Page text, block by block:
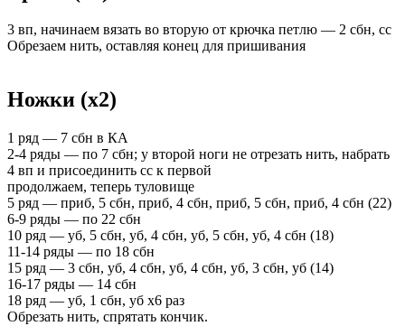
3 вп, начинаем вязать во вторую от крючка петлю — 2 сбн, сс
Обрезаем нить, оставляя конец для пришивания
Ножки (х2)
1 ряд — 7 сбн в КА
2-4 ряды — по 7 сбн; у второй ноги не отрезать нить, набрать
4 вп и присоединить сс к первой
продолжаем, теперь туловище
5 ряд — приб, 5 сбн, приб, 4 сбн, приб, 5 сбн, приб, 4 сбн (22)
6-9 ряды — по 22 сбн
10 ряд — уб, 5 сбн, уб, 4 сбн, уб, 5 сбн, уб, 4 сбн (18)
11-14 ряды — по 18 сбн
15 ряд — 3 сбн, уб, 4 сбн, уб, 4 сбн, уб, 3 сбн, уб (14)
16-17 ряды — 14 сбн
18 ряд — уб, 1 сбн, уб х6 раз
Обрезать нить, спрятать кончик.